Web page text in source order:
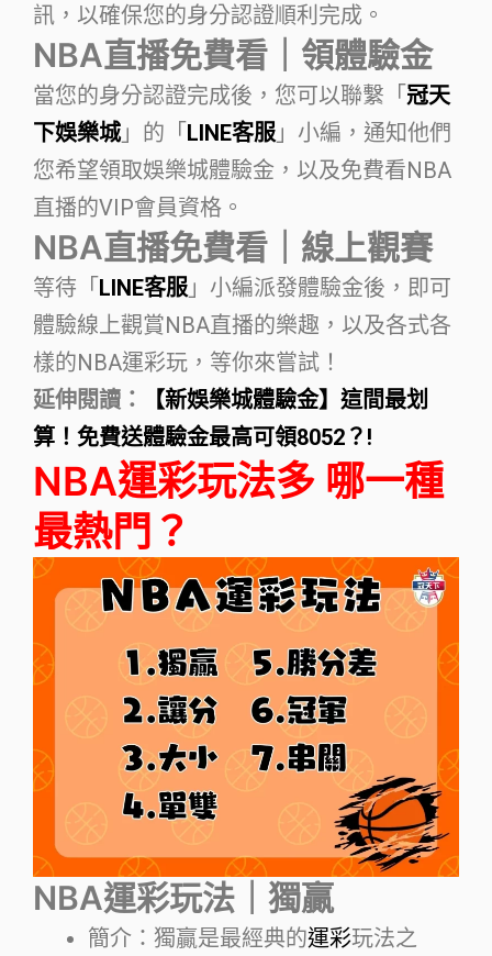
訊，以確保您的身分認證順利完成。
NBA直播免費看｜領體驗金
當您的身分認證完成後，您可以聯繫「 冠天
下娛樂城」的「 LINE客服 」小編，通知他們
您希望領取娛樂城體驗金，以及免費看NBA
直播的VIP會員資格。
NBA直播免費看｜線上觀賽
等待「 LINE客服 」小編派發體驗金後，即可
體驗線上觀賞NBA直播的樂趣，以及各式各
樣的NBA運彩玩，等你來嘗試！
延伸閱讀：
【新娛樂城體驗金】這間最划
算！免費送體驗金最高可領8052？!
NBA運彩玩法多 哪一種
最熱門？
NBA運彩玩法｜獨贏
簡介：獨贏是最經典的運彩玩法之